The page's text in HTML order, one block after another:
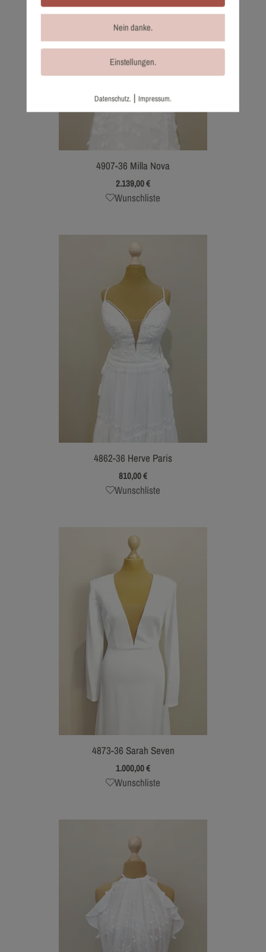
4907-36 Milla Nova
2.139,00€
Wunschliste
4862-36 Herve Paris
810,00€
Wunschliste
4873-36 Sarah Seven
1.000,00€
Wunschliste
Nein danke.
Einstellungen.
Datenschutz. | Impressum.